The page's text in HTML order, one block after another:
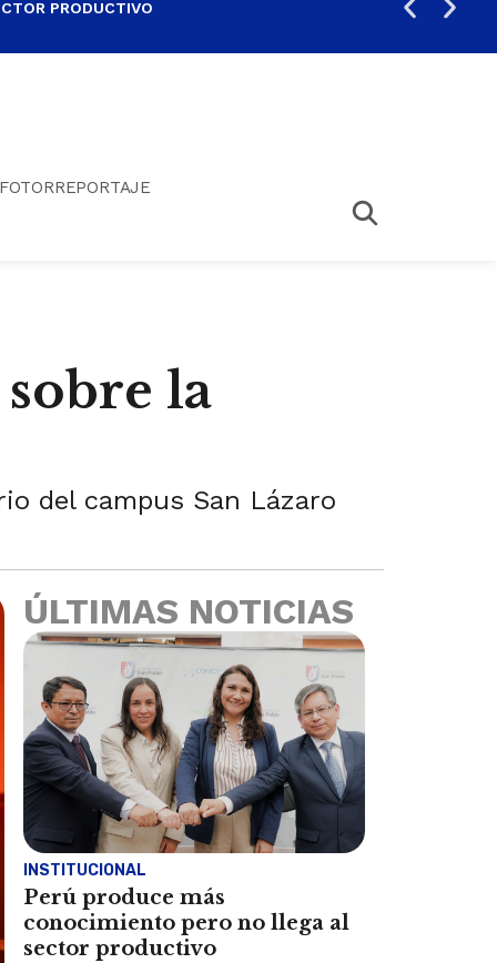
PRODUCTIVO
FOTORREPORTAJE
la
del campus San Lázaro
ÚLTIMAS NOTICIAS
INSTITUCIONAL
Perú produce más
conocimiento pero no llega al
sector productivo